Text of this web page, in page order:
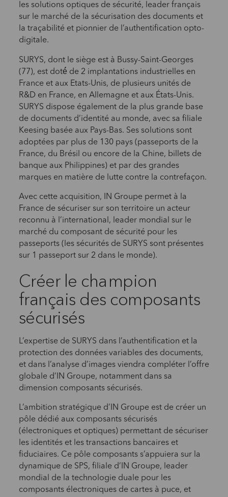
les solutions optiques de sécurité, leader français
sur le marché de la sécurisation des documents et
la traçabilité et pionnier de l’authentification opto-
digitale.
SURYS, dont le siège est à Bussy-Saint-Georges
(77), est doté́ de 2 implantations industrielles en
France et aux Etats-Unis, de plusieurs unités de
R&D en France, en Allemagne et aux États-Unis.
SURYS dispose également de la plus grande base
de documents d’identité au monde, avec sa filiale
Keesing basée aux Pays-Bas. Ses solutions sont
adoptées par plus de 130 pays (passeports de la
France, du Brésil ou encore de la Chine, billets de
banque aux Philippines) et par des grandes
marques en matière de lutte contre la contrefaçon.
Avec cette acquisition, IN Groupe permet à la
France de sécuriser sur son territoire un acteur
reconnu à l’international, leader mondial sur le
marché du composant de sécurité pour les
passeports (les sécurités de SURYS sont présentes
sur 1 passeport sur 2 dans le monde).
Créer le champion
français des composants
sécurisés
L’expertise de SURYS dans l’authentification et la
protection des données variables des documents,
et dans l’analyse d’images viendra compléter l’offre
globale d’IN Groupe, notamment dans sa
dimension composants sécurisés.
L’ambition stratégique d’IN Groupe est de créer un
pôle dédié aux composants sécurisés
(électroniques et optiques) permettant de sécuriser
les identités et les transactions bancaires et
fiduciaires. Ce pôle composants s’appuiera sur la
dynamique de SPS, filiale d’IN Groupe, leader
mondial de la technologie duale pour les
composants électroniques de cartes à puce, et